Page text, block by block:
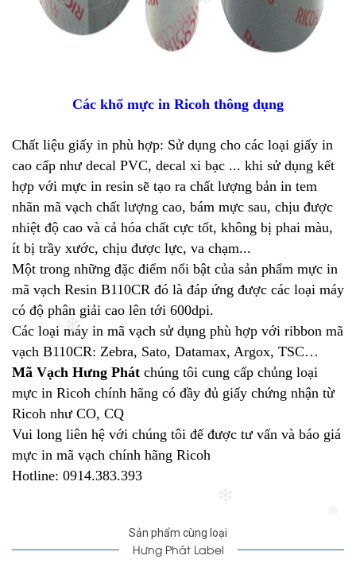
Các khổ mực in Ricoh thông dụng
Chất liệu giấy in phù hợp: Sử dụng cho các loại giấy in
cao cấp như decal PVC, decal xi bạc ... khi sử dụng kết
hợp với mực in resin sẽ tạo ra chất lượng bản in tem
nhãn mã vạch chất lượng cao, bám mực sau, chịu được
nhiệt độ cao và cả hóa chất cực tốt, không bị phai màu,
ít bị trầy xước, chịu được lực, va chạm...
Một trong những đặc điểm nổi bật của sản phẩm mực in
mã vạch Resin B110CR đó là đáp ứng được các loại máy
có độ phân giải cao lên tới 600dpi.
Các loại máy in mã vạch sử dụng phù hợp với ribbon mã
vạch B110CR: Zebra, Sato, Datamax, Argox, TSC…
Mã Vạch Hưng Phát chúng tôi cung cấp chủng loại
mực in Ricoh chính hãng có đầy đủ giấy chứng nhận từ
Ricoh như CO, CQ
Vui long liên hệ với chúng tôi để được tư vấn và báo giá
mực in mã vạch chính hãng Ricoh
Hotline: 0914.383.393
Sản phẩm cùng loại
Hưng Phát Label
❄
❄
❄
❄